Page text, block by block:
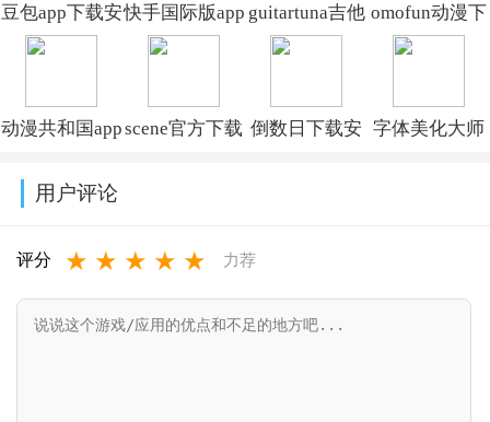
豆包app下载安
装新版本
快手国际版app
免费下载安装
guitartuna吉他
调音器下载免
omofun动漫下
载最新版
动漫共和国appscene官方下载 倒数日下载安 字体美化大师
用户评论
评分 ★ ★ ★ ★ ★ 力荐